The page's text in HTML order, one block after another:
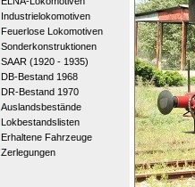
Industrielokomotiven
Feuerlose Lokomotiven
Sonderkonstruktionen
SAAR (1920 - 1935)
DB-Bestand 1968
DR-Bestand 1970
Auslandsbestände
Lokbestandslisten
Erhaltene Fahrzeuge
Zerlegungen